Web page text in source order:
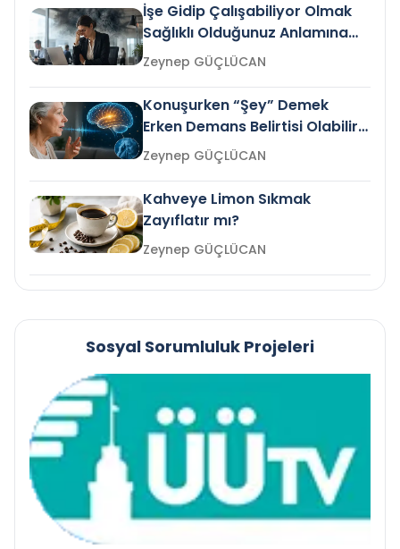
İşe Gidip Çalışabiliyor Olmak
Sağlıklı Olduğunuz Anlamına
Gelir mi?Zeynep GÜÇLÜCAN
Konuşurken “Şey” Demek
Erken Demans Belirtisi Olabilir
mi?
Zeynep GÜÇLÜCAN
Kahveye Limon Sıkmak
Zayıflatır mı?
Zeynep GÜÇLÜCAN
Sosyal Sorumluluk Projeleri